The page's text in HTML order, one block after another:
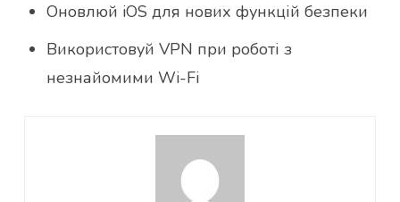
Оновлюй iOS для нових функцій безпеки
Використовуй VPN при роботі з
незнайомими Wi-Fi